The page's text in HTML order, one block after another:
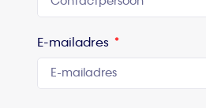
E-mailadres